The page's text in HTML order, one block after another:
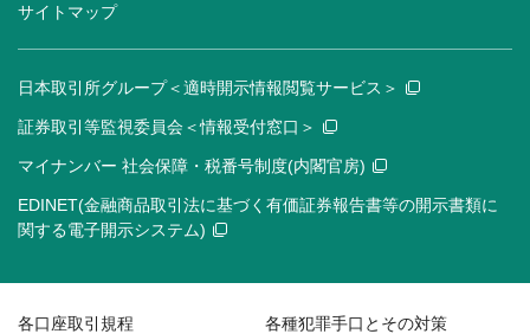
サイトマップ
日本取引所グループ＜適時開示情報閲覧サービス＞
証券取引等監視委員会＜情報受付窓口＞
マイナンバー 社会保障・税番号制度(内閣官房)
EDINET(金融商品取引法に基づく有価証券報告書等の開示書類に
関する電子開示システム)
各口座取引規程 各種犯罪手口とその対策